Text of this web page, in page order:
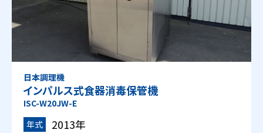
日本調理機
インパルス式食器消毒保管機
ISC-W20JW-E
年式
2013年